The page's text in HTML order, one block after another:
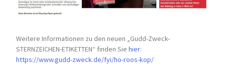
Weitere Informationen zu den neuen „Gudd-Zweck-
STERNZEICHEN-ETIKETTEN“ finden Siehier:
https://www.gudd-zweck.de/fyi/ho-roos-kop/